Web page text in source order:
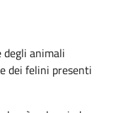
degli animali
dei felini presenti